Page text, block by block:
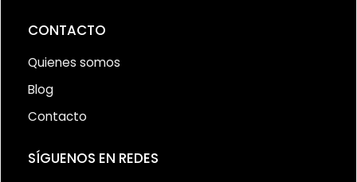
CONTACTO
Quienes somos
Blog
Contacto
SÍGUENOS EN REDES